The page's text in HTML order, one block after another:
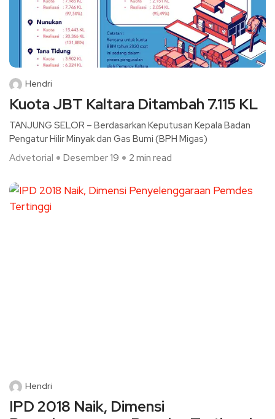
Hendri
Kuota JBT Kaltara Ditambah 7.115 KL
TANJUNG SELOR – Berdasarkan Keputusan Kepala Badan
Pengatur Hilir Minyak dan Gas Bumi (BPH Migas)
Advetorial
Desember 19 2 min read
Hendri
IPD 2018 Naik, Dimensi